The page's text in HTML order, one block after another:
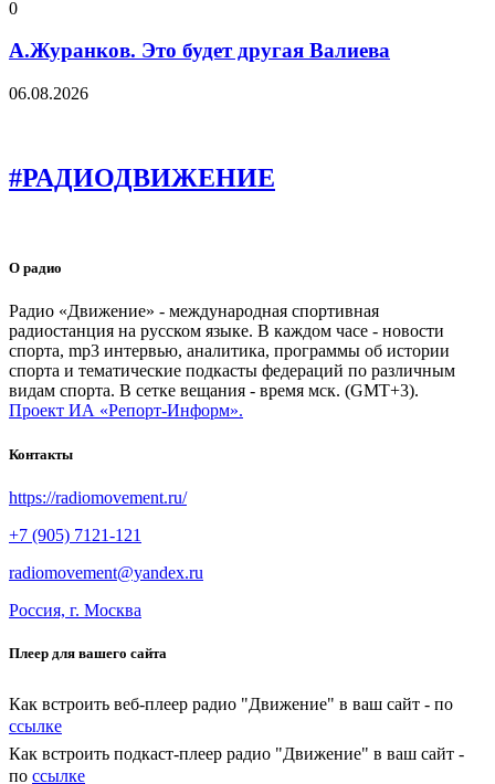
0
А.Журанков. Это будет другая Валиева
06.08.2026
#РАДИОДВИЖЕНИЕ
О радио
Радио «Движение» - международная спортивная
радиостанция на русском языке. В каждом часе - новости
спорта, mp3 интервью, аналитика, программы об истории
спорта и тематические подкасты федераций по различным
видам спорта. В сетке вещания - время мск. (GMT+3).
Проект ИА «Репорт-Информ».
Контакты
https://radiomovement.ru/
+7 (905) 7121-121
radiomovement@yandex.ru
Россия, г. Москва
Плеер для вашего сайта
Как встроить веб-плеер радио "Движение" в ваш сайт - по
ссылке
Как встроить подкаст-плеер радио "Движение" в ваш сайт -
по ссылке